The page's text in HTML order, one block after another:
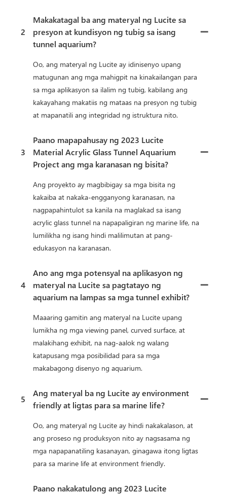
2
Makakatagal ba ang materyal ng Lucite sa
presyon at kundisyon ng tubig sa isang
tunnel aquarium?
Oo, ang materyal ng Lucite ay idinisenyo upang
matugunan ang mga mahigpit na kinakailangan para
sa mga aplikasyon sa ilalim ng tubig, kabilang ang
kakayahang makatiis ng mataas na presyon ng tubig
at mapanatili ang integridad ng istruktura nito.
3
Paano mapapahusay ng 2023 Lucite
Material Acrylic Glass Tunnel Aquarium
Project ang mga karanasan ng bisita?
Ang proyekto ay magbibigay sa mga bisita ng
kakaiba at nakaka-engganyong karanasan, na
nagpapahintulot sa kanila na maglakad sa isang
acrylic glass tunnel na napapaligiran ng marine life, na
lumilikha ng isang hindi malilimutan at pang-
edukasyon na karanasan.
4
Ano ang mga potensyal na aplikasyon ng
materyal na Lucite sa pagtatayo ng
aquarium na lampas sa mga tunnel exhibit?
Maaaring gamitin ang materyal na Lucite upang
lumikha ng mga viewing panel, curved surface, at
malakihang exhibit, na nag-aalok ng walang
katapusang mga posibilidad para sa mga
makabagong disenyo ng aquarium.
5
Ang materyal ba ng Lucite ay environment
friendly at ligtas para sa marine life?
Oo, ang materyal ng Lucite ay hindi nakakalason, at
ang proseso ng produksyon nito ay nagsasama ng
mga napapanatiling kasanayan, ginagawa itong ligtas
para sa marine life at environment friendly.
Paano nakakatulong ang 2023 Lucite